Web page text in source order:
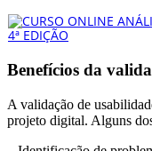
Benefícios da
A validação de
projeto digital. Alguns